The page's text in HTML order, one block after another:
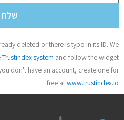
שלח
deleted or there is typo in its ID. We
Trustindex system and follow the widget
don't have an account, create one for
free atwww.trustindex.io